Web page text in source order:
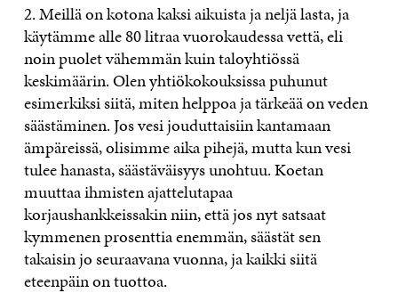
2. Meillä on kotona kaksi aikuista ja neljä lasta, ja
käytämme alle 80 litraa vuorokaudessa vettä, eli
noin puolet vähemmän kuin taloyhtiössä
keskimäärin. Olen yhtiökokouksissa puhunut
esimerkiksi siitä, miten helppoa ja tärkeää on veden
säästäminen. Jos vesi jouduttaisiin kantamaan
ämpäreissä, olisimme aika pihejä, mutta kun vesi
tulee hanasta, säästäväisyys unohtuu. Koetan
muuttaa ihmisten ajattelutapaa
korjaushankkeissakin niin, että jos nyt satsaat
kymmenen prosenttia enemmän, säästät sen
takaisin jo seuraavana vuonna, ja kaikki siitä
eteenpäin on tuottoa.